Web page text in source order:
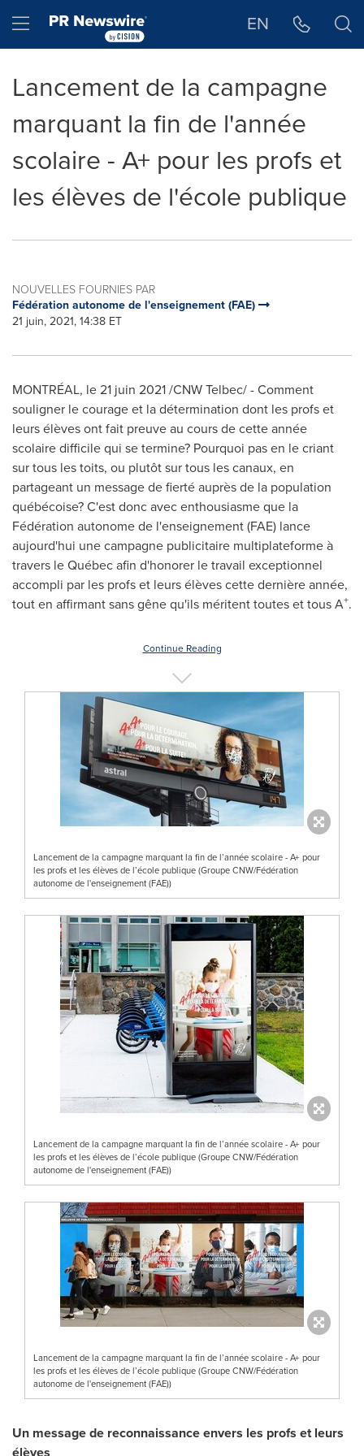
Hamburger menu EN
Lancement de la campagne
marquant la fin de l'année
scolaire - A+ pour les profs et
les élèves de l'école publique
NOUVELLES FOURNIES PAR
Fédération autonome de l'enseignement (FAE)
21 juin, 2021, 14:38 ET
MONTRÉAL, le 21 juin 2021 /CNW Telbec/ - Comment
souligner le courage et la détermination dont les profs et
leurs élèves ont fait preuve au cours de cette année
scolaire difficile qui se termine? Pourquoi pas en le criant
sur tous les toits, ou plutôt sur tous les canaux, en
partageant un message de fierté auprès de la population
québécoise? C'est donc avec enthousiasme que la
Fédération autonome de l'enseignement (FAE) lance
aujourd'hui une campagne publicitaire multiplateforme à
travers le Québec afin d'honorer le travail exceptionnel
accompli par les profs et leurs élèves cette dernière année,
tout en affirmant sans gêne qu'ils méritent toutes et tous A+.
Continue Reading
Lancement de la campagne marquant la fin de l’année scolaire - A+ pour
les profs et les élèves de l’école publique (Groupe CNW/Fédération
autonome de l'enseignement (FAE))
Lancement de la campagne marquant la fin de l’année scolaire - A+ pour
les profs et les élèves de l’école publique (Groupe CNW/Fédération
autonome de l'enseignement (FAE))
Lancement de la campagne marquant la fin de l’année scolaire - A+ pour
les profs et les élèves de l’école publique (Groupe CNW/Fédération
autonome de l'enseignement (FAE))
Un message de reconnaissance envers les profs et leurs
élèves